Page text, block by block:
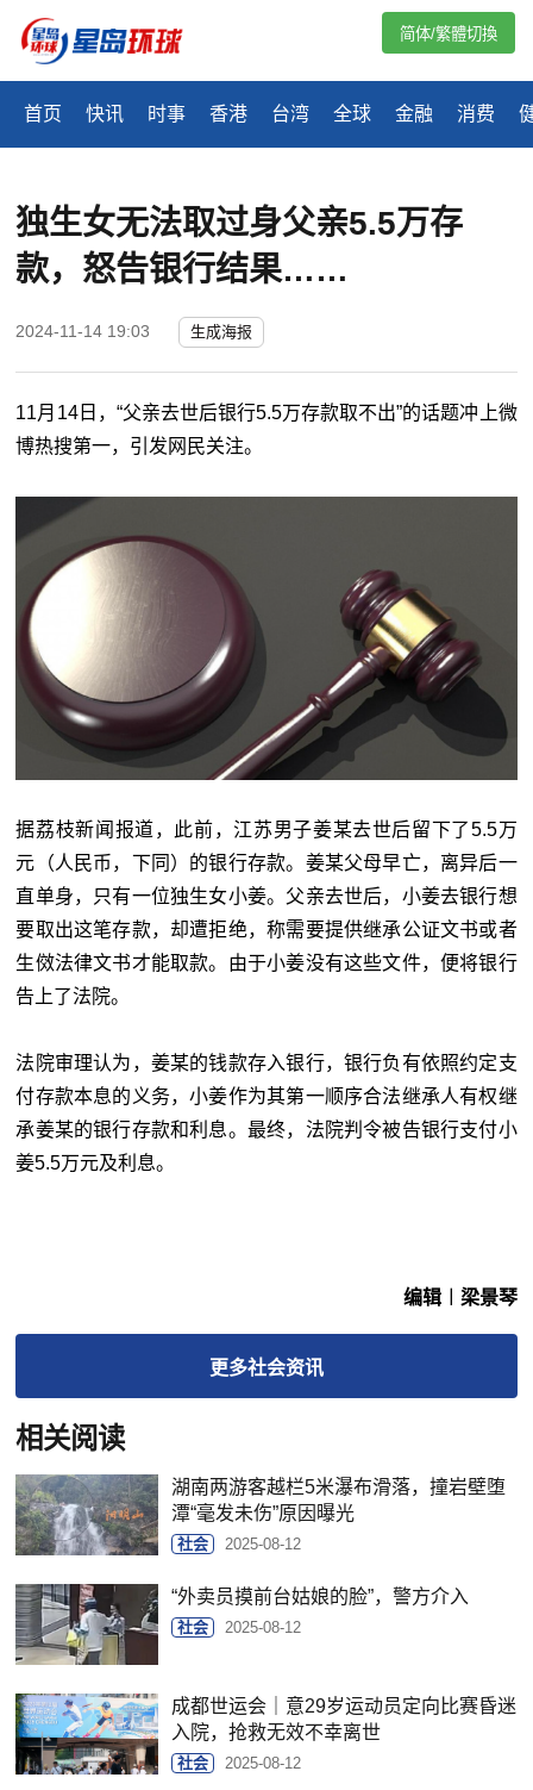
首页 快讯 时事 香港 台湾 全球 金融 消费
简体/繁體切換
独生女无法取过身父亲5.5万存
款，怒告银行结果……
2024-11-14 19:03 生成海报
11月14日，“父亲去世后银行5.5万存款取不出”的话题冲上微
博热搜第一，引发网民关注。
据荔枝新闻报道，此前，江苏男子姜某去世后留下了5.5万
元（人民币，下同）的银行存款。姜某父母早亡，离异后一
直单身，只有一位独生女小姜。父亲去世后，小姜去银行想
要取出这笔存款，却遭拒绝，称需要提供继承公证文书或者
生傚法律文书才能取款。由于小姜没有这些文件，便将银行
告上了法院。
法院审理认为，姜某的钱款存入银行，银行负有依照约定支
付存款本息的义务，小姜作为其第一顺序合法继承人有权继
承姜某的银行存款和利息。最终，法院判令被告银行支付小
姜5.5万元及利息。
编辑︱梁景琴
更多社会资讯
相关阅读
湖南两游客越栏5米瀑布滑落，撞岩壁堕
潭“毫发未伤”原因曝光
社会 2025-08-12
“外卖员摸前台姑娘的脸”，警方介入
社会 2025-08-12
成都世运会｜意29岁运动员定向比赛昏迷
入院，抢救无效不幸离世
社会 2025-08-12